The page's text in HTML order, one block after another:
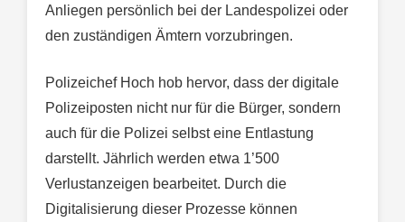
Anliegen persönlich bei der Landespolizei oder
den zuständigen Ämtern vorzubringen.
Polizeichef Hoch hob hervor, dass der digitale
Polizeiposten nicht nur für die Bürger, sondern
auch für die Polizei selbst eine Entlastung
darstellt. Jährlich werden etwa 1’500
Verlustanzeigen bearbeitet. Durch die
Digitalisierung dieser Prozesse können